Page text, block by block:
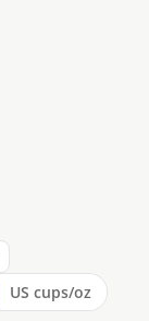
US cups/oz